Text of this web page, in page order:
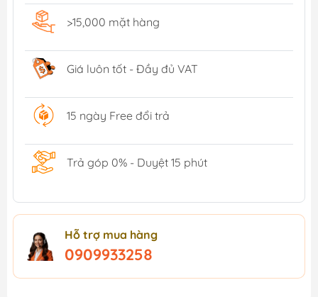
>15,000 mặt hàng
Giá luôn tốt - Đầy đủ VAT
15 ngày Free đổi trả
Trả góp 0% - Duyệt 15 phút
Hỗ trợ mua hàng
0909933258